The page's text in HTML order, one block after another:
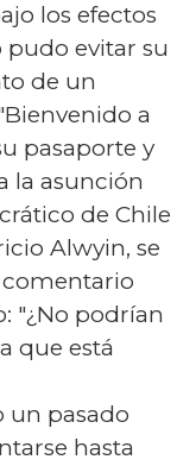
los efectos
pudo evitar su
de un
a
pasaporte y
la asunción
de Chile
Alwyin, se
"¿No podrían
que está
un pasado
hasta